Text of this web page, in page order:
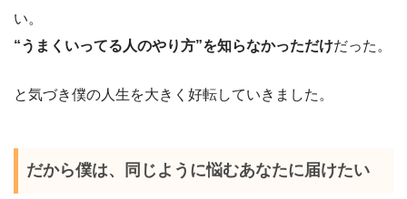
い。
“うまくいってる人のやり方”を知らなかっただけだった。
と気づき僕の人生を大きく好転していきました。
だから僕は、同じように悩むあなたに届けたい